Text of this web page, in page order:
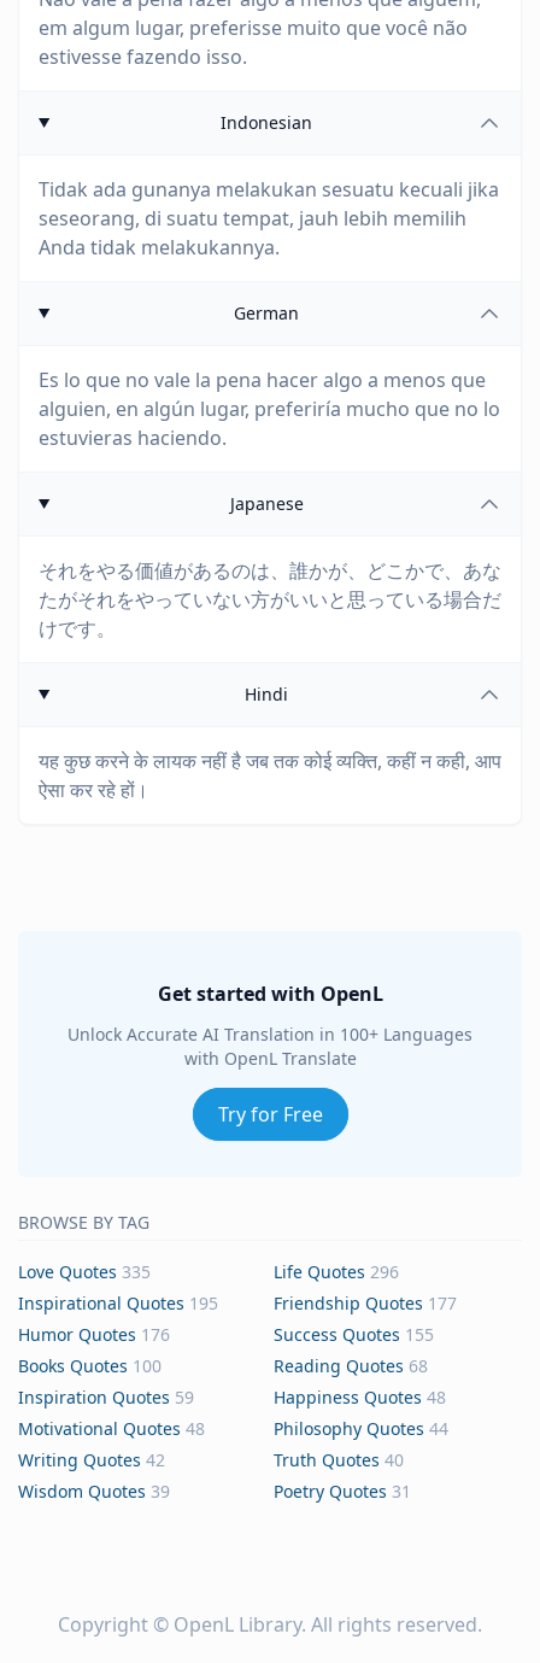
em algum lugar, preferisse muito que você não
estivesse fazendo isso.
Indonesian
Tidak ada gunanya melakukan sesuatu kecuali jika
seseorang, di suatu tempat, jauh lebih memilih
Anda tidak melakukannya.
German
Es lo que no vale la pena hacer algo a menos que
alguien, en algún lugar, preferiría mucho que no lo
estuvieras haciendo.
Japanese
それをやる価値があるのは、誰かが、どこかで、あな
たがそれをやっていない方がいいと思っている場合だ
けです。
Hindi
यह कुछ करने के लायक नहीं है जब तक कोई व्यक्ति, कहीं न कही, आप
ऐसा कर रहे हों।
Get started with OpenL
Unlock Accurate AI Translation in 100+ Languages
with OpenL Translate
Try for Free
BROWSE BY TAG
Love Quotes 335 Life Quotes 296
Inspirational Quotes 195 Friendship Quotes 177
Humor Quotes 176 Success Quotes 155
Books Quotes 100 Reading Quotes 68
Inspiration Quotes 59 Happiness Quotes 48
Motivational Quotes 48 Philosophy Quotes 44
Writing Quotes 42 Truth Quotes 40
Wisdom Quotes 39 Poetry Quotes 31
Copyright © OpenL Library. All rights reserved.